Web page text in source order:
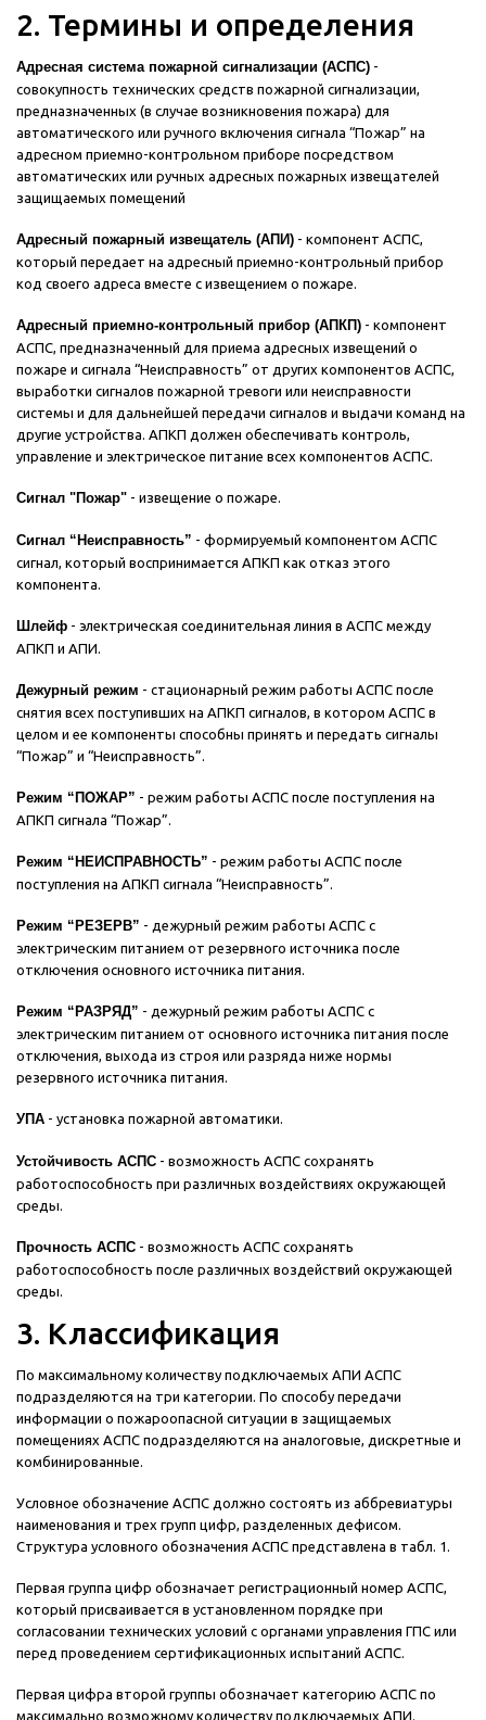
2. Термины и определения
Адресная система пожарной сигнализации (АСПС) -
совокупность технических средств пожарной сигнализации,
предназначенных (в случае возникновения пожара) для
автоматического или ручного включения сигнала “Пожар” на
адресном приемно-контрольном приборе посредством
автоматических или ручных адресных пожарных извещателей
защищаемых помещений
Адресный пожарный извещатель (АПИ) - компонент АСПС,
который передает на адресный приемно-контрольный прибор
код своего адреса вместе с извещением о пожаре.
Адресный приемно-контрольный прибор (АПКП) - компонент
АСПС, предназначенный для приема адресных извещений о
пожаре и сигнала “Неисправность” от других компонентов АСПС,
выработки сигналов пожарной тревоги или неисправности
системы и для дальнейшей передачи сигналов и выдачи команд на
другие устройства. АПКП должен обеспечивать контроль,
управление и электрическое питание всех компонентов АСПС.
Сигнал "Пожар" - извещение о пожаре.
Сигнал “Неисправность” - формируемый компонентом АСПС
сигнал, который воспринимается АПКП как отказ этого
компонента.
Шлейф - электрическая соединительная линия в АСПС между
АПКП и АПИ.
Дежурный режим - стационарный режим работы АСПС после
снятия всех поступивших на АПКП сигналов, в котором АСПС в
целом и ее компоненты способны принять и передать сигналы
“Пожар” и “Неисправность”.
Режим “ПОЖАР” - режим работы АСПС после поступления на
АПКП сигнала “Пожар”.
Режим “НЕИСПРАВНОСТЬ” - режим работы АСПС после
поступления на АПКП сигнала “Неисправность”.
Режим “РЕЗЕРВ” - дежурный режим работы АСПС с
электрическим питанием от резервного источника после
отключения основного источника питания.
Режим “РАЗРЯД” - дежурный режим работы АСПС с
электрическим питанием от основного источника питания после
отключения, выхода из строя или разряда ниже нормы
резервного источника питания.
УПА - установка пожарной автоматики.
Устойчивость АСПС - возможность АСПС сохранять
работоспособность при различных воздействиях окружающей
среды.
Прочность АСПС - возможность АСПС сохранять
работоспособность после различных воздействий окружающей
среды.
3. Классификация
По максимальному количеству подключаемых АПИ АСПС
подразделяются на три категории. По способу передачи
информации о пожароопасной ситуации в защищаемых
помещениях АСПС подразделяются на аналоговые, дискретные и
комбинированные.
Условное обозначение АСПС должно состоять из аббревиатуры
наименования и трех групп цифр, разделенных дефисом.
Структура условного обозначения АСПС представлена в табл. 1.
Первая группа цифр обозначает регистрационный номер АСПС,
который присваивается в установленном порядке при
согласовании технических условий с органами управления ГПС или
перед проведением сертификационных испытаний АСПС.
Первая цифра второй группы обозначает категорию АСПС по
максимально возможному количеству подключаемых АПИ.